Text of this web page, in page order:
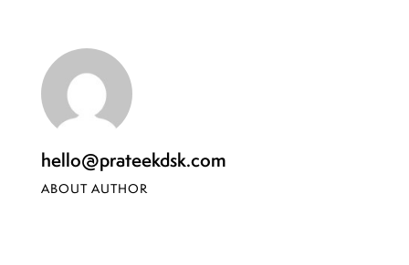
hello@prateekdsk.com
ABOUT AUTHOR